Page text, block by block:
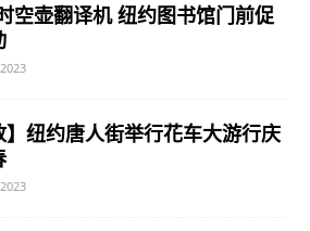
空壶翻译机 纽约图书馆门前促
】纽约唐人街举行花车大游行庆